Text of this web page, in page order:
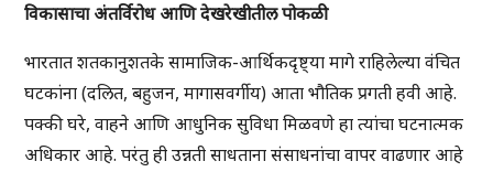
विकासाचा अंतर्विरोध आणि देखरेखीतील पोकळी
भारतात शतकानुशतके सामाजिक-आर्थिकदृष्ट्या मागे राहिलेल्या वंचित
घटकांना (दलित, बहुजन, मागासवर्गीय) आता भौतिक प्रगती हवी आहे.
पक्की घरे, वाहने आणि आधुनिक सुविधा मिळवणे हा त्यांचा घटनात्मक
अधिकार आहे. परंतु ही उन्नती साधताना संसाधनांचा वापर वाढणार आहे